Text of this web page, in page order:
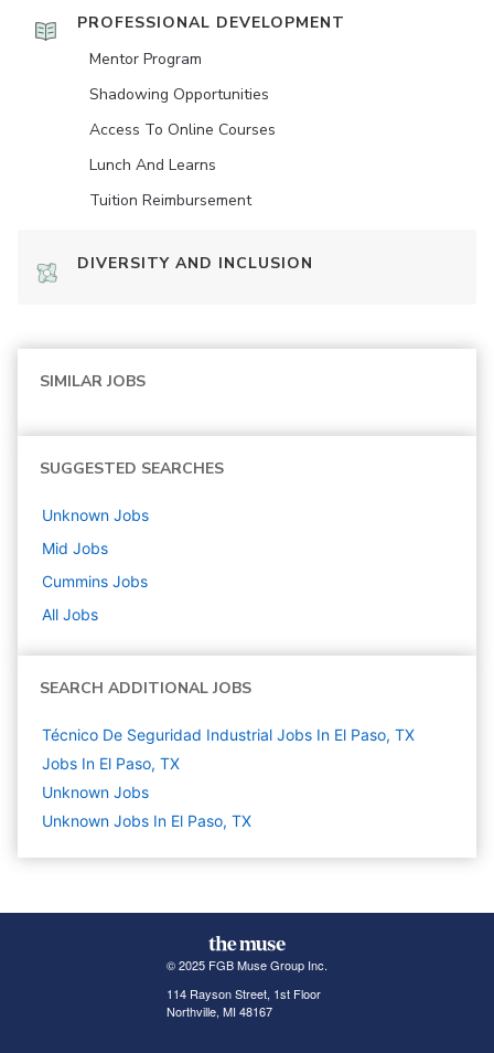
PROFESSIONAL DEVELOPMENT
Mentor Program
Shadowing Opportunities
Access To Online Courses
Lunch And Learns
Tuition Reimbursement
DIVERSITY AND INCLUSION
SIMILAR JOBS
SUGGESTED SEARCHES
Unknown Jobs
Mid Jobs
Cummins Jobs
All Jobs
SEARCH ADDITIONAL JOBS
Técnico De Seguridad Industrial Jobs In El Paso, TX
Jobs In El Paso, TX
Unknown Jobs
Unknown Jobs In El Paso, TX
© 2025 FGB Muse Group Inc.
114 Rayson Street, 1st Floor
Northville, MI 48167